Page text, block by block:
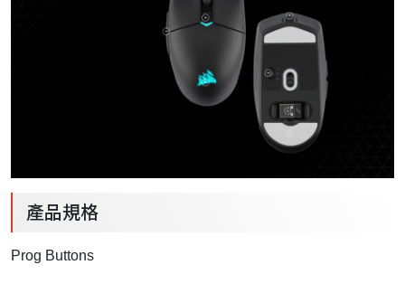
產品規格
Prog Buttons